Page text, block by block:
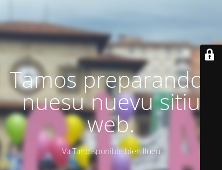
Tamos preparando'l
nuesu nuevu sitiu
web.
Va Tar disponible bien llueu